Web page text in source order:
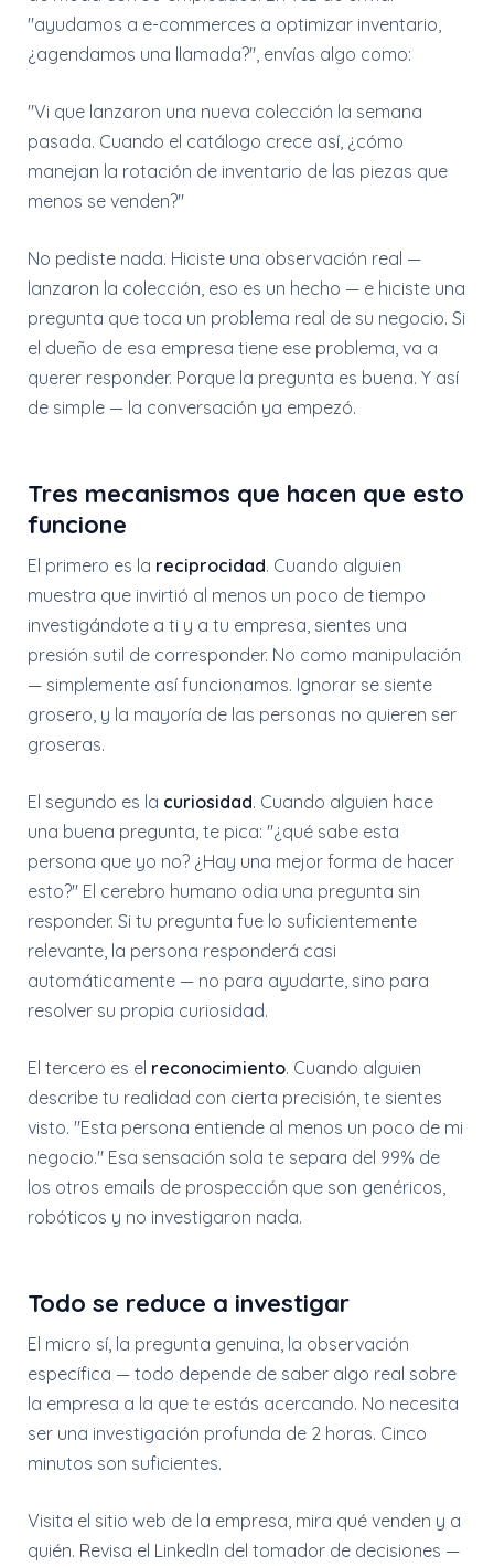
"ayudamos a e-commerces a optimizar inventario,
¿agendamos una llamada?", envías algo como:
"Vi que lanzaron una nueva colección la semana
pasada. Cuando el catálogo crece así, ¿cómo
manejan la rotación de inventario de las piezas que
menos se venden?"
No pediste nada. Hiciste una observación real —
lanzaron la colección, eso es un hecho — e hiciste una
pregunta que toca un problema real de su negocio. Si
el dueño de esa empresa tiene ese problema, va a
querer responder. Porque la pregunta es buena. Y así
de simple — la conversación ya empezó.
Tres mecanismos que hacen que esto
funcione
El primero es la reciprocidad. Cuando alguien
muestra que invirtió al menos un poco de tiempo
investigándote a ti y a tu empresa, sientes una
presión sutil de corresponder. No como manipulación
— simplemente así funcionamos. Ignorar se siente
grosero, y la mayoría de las personas no quieren ser
groseras.
El segundo es la curiosidad. Cuando alguien hace
una buena pregunta, te pica: "¿qué sabe esta
persona que yo no? ¿Hay una mejor forma de hacer
esto?" El cerebro humano odia una pregunta sin
responder. Si tu pregunta fue lo suficientemente
relevante, la persona responderá casi
automáticamente — no para ayudarte, sino para
resolver su propia curiosidad.
El tercero es el reconocimiento. Cuando alguien
describe tu realidad con cierta precisión, te sientes
visto. "Esta persona entiende al menos un poco de mi
negocio." Esa sensación sola te separa del 99% de
los otros emails de prospección que son genéricos,
robóticos y no investigaron nada.
Todo se reduce a investigar
El micro sí, la pregunta genuina, la observación
específica — todo depende de saber algo real sobre
la empresa a la que te estás acercando. No necesita
ser una investigación profunda de 2 horas. Cinco
minutos son suficientes.
Visita el sitio web de la empresa, mira qué venden y a
quién. Revisa el LinkedIn del tomador de decisiones —